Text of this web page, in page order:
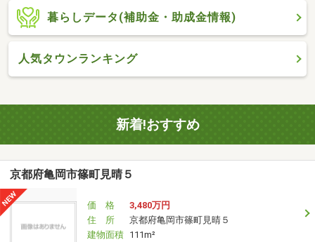
暮らしデータ(補助金・助成金情報)
人気タウンランキング
新着!おすすめ
京都府亀岡市篠町見晴５
価 格
3,480万円
住 所
京都府亀岡市篠町見晴５
建物面積 111m²